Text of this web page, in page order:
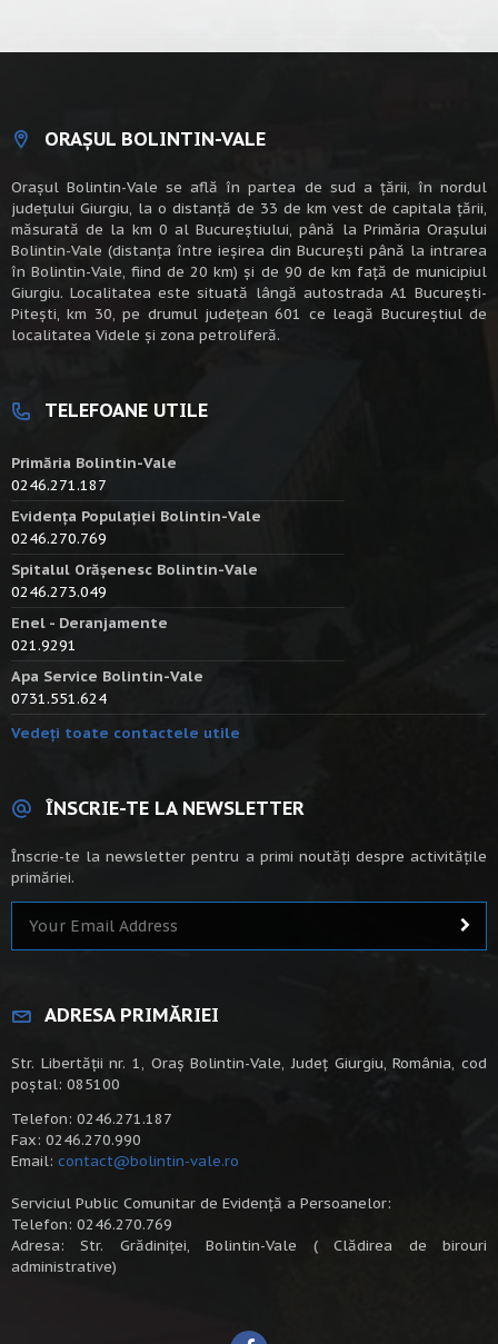
ORAȘUL BOLINTIN-VALE
Oraşul Bolintin-Vale se află în partea de sud a ţării, în nordul
judeţului Giurgiu, la o distanţă de 33 de km vest de capitala țării,
măsurată de la km 0 al Bucureștiului, până la Primăria Orașului
Bolintin-Vale (distanța între ieșirea din București până la intrarea
în Bolintin-Vale, fiind de 20 km) şi de 90 de km faţă de municipiul
Giurgiu. Localitatea este situată lângă autostrada A1 Bucureşti-
Piteşti, km 30, pe drumul judeţean 601 ce leagă Bucureştiul de
localitatea Videle şi zona petroliferă.
TELEFOANE UTILE
Primăria Bolintin-Vale
0246.271.187
Evidența Populației Bolintin-Vale
0246.270.769
Spitalul Orășenesc Bolintin-Vale
0246.273.049
Enel - Deranjamente
021.9291
Apa Service Bolintin-Vale
0731.551.624
Vedeți toate contactele utile
ÎNSCRIE-TE LA NEWSLETTER
Înscrie-te la newsletter pentru a primi noutăți despre activitățile
primăriei.
ADRESA PRIMĂRIEI
Str. Libertății nr. 1, Oraș Bolintin-Vale, Județ Giurgiu, România, cod
poștal: 085100
Telefon: 0246.271.187
Fax: 0246.270.990
Email: contact@bolintin-vale.ro
Serviciul Public Comunitar de Evidență a Persoanelor:
Telefon: 0246.270.769
Adresa: Str. Grădiniței, Bolintin-Vale ( Clădirea de birouri
administrative)